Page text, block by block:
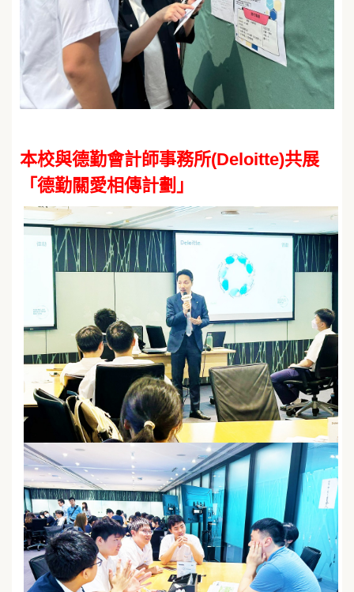
本校與德勤會計師事務所(Deloitte)共展
「德勤關愛相傳計劃」